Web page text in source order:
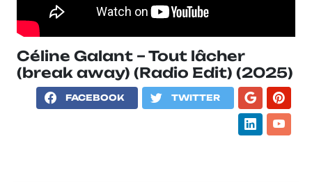
Céline Galant – Tout lâcher
(break away) (Radio Edit) (2025)
FACEBOOK TWITTER